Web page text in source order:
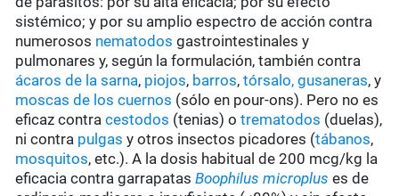
sistémico; y por su amplio espectro de acción contra
numerosos nematodos gastrointestinales y
pulmonares y, según la formulación, también contra
ácaros de la sarna, piojos, barros,tórsalo,gusaneras, y
moscas de los cuernos (sólo en pour-ons). Pero no es
eficaz contracestodos (tenias) otrematodos (duelas),
ni contra pulgas y otros insectos picadores (tábanos,
mosquitos, etc.). A la dosis habitual de 200 mcg/kg la
eficacia contra garrapatasBoophilus microplus es de